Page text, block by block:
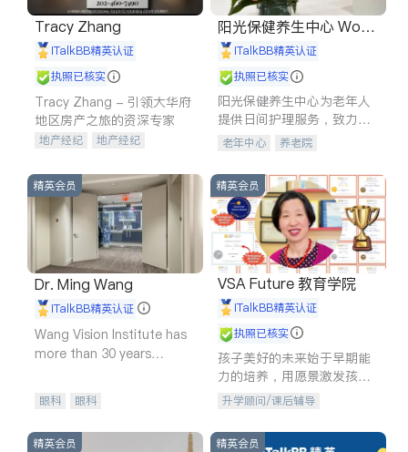
Tracy Zhang
iTalkBB精英认证
执照已核实
Tracy Zhang - 引领大华府
地区房产之旅的资深专家
地产经纪
地产经纪
商铺租售
开发商建商
阳光保健养生中心 World
shine
iTalkBB精英认证
执照已核实
阳光保健养生中心为老年人
提供日间护理服务，致力于
通过持续的护理创新来有效
老年中心 养老院
精英会员
Dr. Ming Wang
iTalkBB精英认证
Wang Vision Institute has
more than 30 years
眼科 眼科
精英会员
VSA Future 教育学院
iTalkBB精英认证
执照已核实
孩子美好的未来始于早期能
力的培养，用愿景激发孩子
的学习潜力和动力。理念：
拥有成长型心态是成功的基
石。
升学顾问/课后辅导
精英会员 精英会员